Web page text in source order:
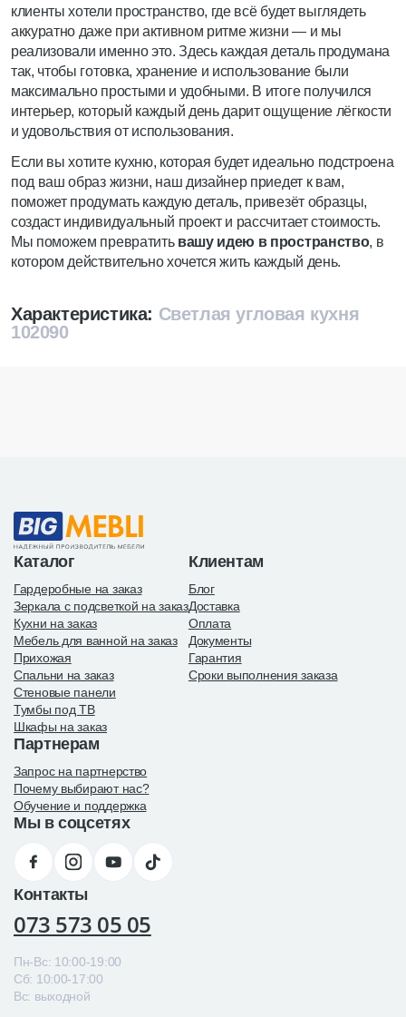
клиенты хотели пространство, где всё будет выглядеть
аккуратно даже при активном ритме жизни — и мы
реализовали именно это. Здесь каждая деталь продумана
так, чтобы готовка, хранение и использование были
максимально простыми и удобными. В итоге получился
интерьер, который каждый день дарит ощущение лёгкости
и удовольствия от использования.
Если вы хотите кухню, которая будет идеально подстроена
под ваш образ жизни, наш дизайнер приедет к вам,
поможет продумать каждую деталь, привезёт образцы,
создаст индивидуальный проект и рассчитает стоимость.
Мы поможем превратить вашу идею в пространство, в
котором действительно хочется жить каждый день.
Характеристика: Светлая угловая кухня
102090
Каталог
Гардеробные на заказ
Зеркала с подсветкой на заказ
Кухни на заказ
Мебель для ванной на заказ
Прихожая
Спальни на заказ
Стеновые панели
Тумбы под ТВ
Шкафы на заказ
Клиентам
Блог
Доставка
Оплата
Документы
Гарантия
Сроки выполнения заказа
Партнерам
Запрос на партнерство
Почему выбирают нас?
Обучение и поддержка
Мы в соцсетях
Контакты
073 573 05 05
Пн-Вс: 10:00-19:00
Сб: 10:00-17:00
Вс: выходной